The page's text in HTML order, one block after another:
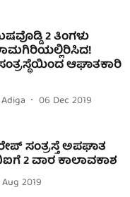
2 ತಿಂಗಳು
ಆಘಾತಕಾರಿ
06 Dec 2019
ಸಂತ್ರಸ್ತೆ ಅಪಘಾತ
2 ವಾರ ಕಾಲಾವಕಾಶ
2019